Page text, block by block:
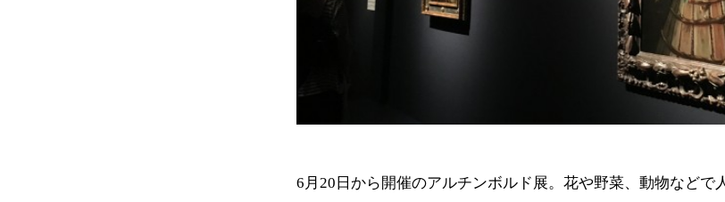
6月20日から開催のアルチンボルド展。花や野菜、動物などで